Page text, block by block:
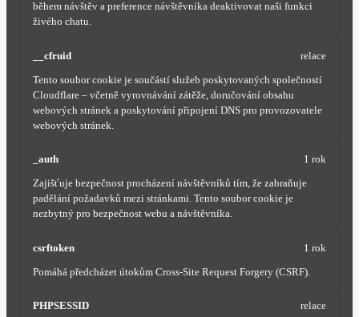
během návštěv a preference návštěvníka deaktivovat naši funkci
živého chatu.
__cfruid
Tento soubor cookie je součástí služeb poskytovaných společností
Cloudflare – včetně vyrovnávání zátěže, doručování obsahu
webových stránek a poskytování připojení DNS pro provozovatele
webových stránek.
relace
_auth
Zajišťuje bezpečnost procházení návštěvníků tím, že zabraňuje
padělání požadavků mezi stránkami. Tento soubor cookie je
nezbytný pro bezpečnost webu a návštěvníka.
1 rok
csrftoken
Pomáhá předcházet útokům Cross-Site Request Forgery (CSRF).
1 rok
PHPSESSID relace